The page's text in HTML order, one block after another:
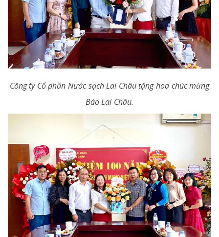
Công ty Cổ phần Nước sạch Lai Châu tặng hoa chúc mừng
Báo Lai Châu.